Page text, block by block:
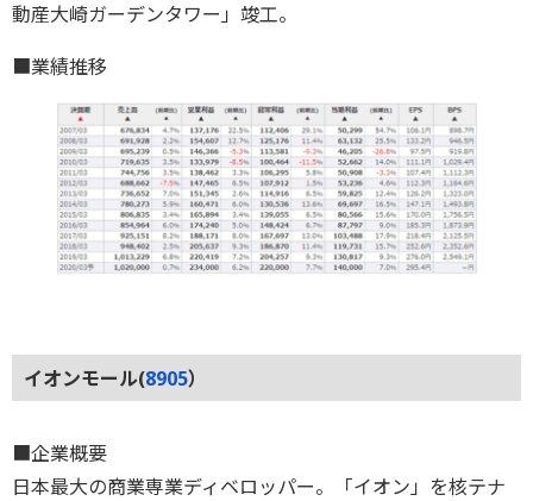
動産大崎ガーデンタワー」竣工。
■業績推移
イオンモール(8905）
■企業概要
日本最大の商業専業ディベロッパー。「イオン」を核テナ